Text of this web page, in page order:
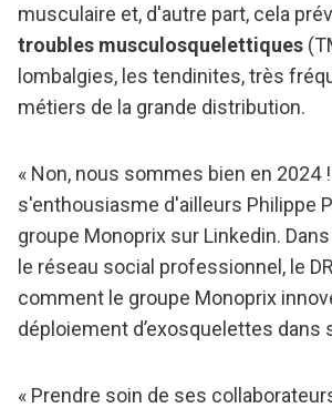
musculaire et, d'autre part, cela
troubles musculosquelettiques
lombalgies, les tendinites, très
métiers de la grande distribution.
« Non, nous sommes bien en 2024 !
s'enthousiasme d'ailleurs Philippe
groupe Monoprix sur Linkedin.
le réseau social professionnel, le
comment le groupe Monoprix
déploiement d’exosquelettes dans
« Prendre soin de ses